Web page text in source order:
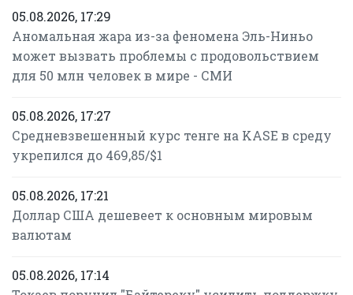
05.08.2026, 17:29
Аномальная жара из-за феномена Эль-Ниньо
может вызвать проблемы с продовольствием
для 50 млн человек в мире - СМИ
05.08.2026, 17:27
Средневзвешенный курс тенге на KASE в среду
укрепился до 469,85/$1
05.08.2026, 17:21
Доллар США дешевеет к основным мировым
валютам
05.08.2026, 17:14